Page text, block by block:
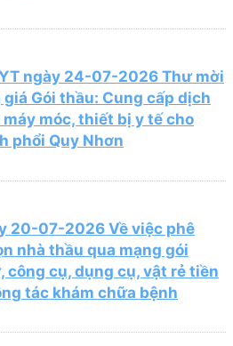
ngày 24-07-2026 Thư mời
Gói thầu: Cung cấp dịch
móc, thiết bị y tế cho
phổi Quy Nhơn
20-07-2026 Về việc phê
nhà thầu qua mạng gói
công cụ, dụng cụ, vật rẻ tiền
tác khám chữa bệnh